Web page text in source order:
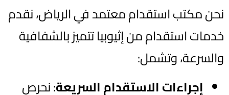
نحن مكتب استقدام معتمد في الرياض، نقدم
خدمات استقدام من إثيوبيا تتميز بالشفافية
والسرعة، وتشمل:
إجراءات الاستقدام السريعة: نحرص